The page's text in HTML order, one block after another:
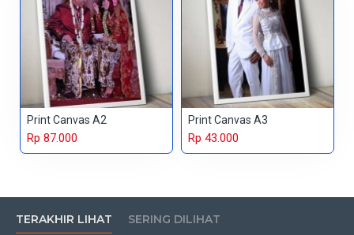
Print Canvas A2
Rp 87.000
Print Canvas A3
Rp 43.000
TERAKHIR LIHAT SERING DILIHAT